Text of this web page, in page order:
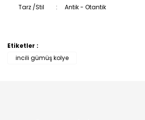
Tarz /Stil : Antik - Otantik
Bu ürüne ilk yorumu siz
Etiketler :
incili gümüş kolye